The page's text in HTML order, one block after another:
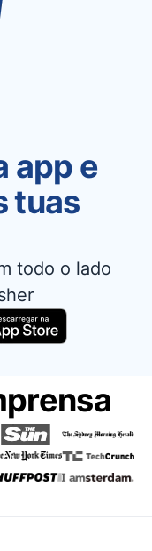
app e
tuas
todo o lado